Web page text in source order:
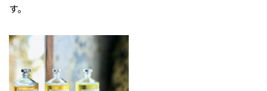
す。